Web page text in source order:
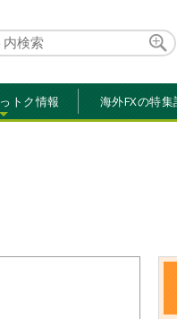
トク情報 海外FXの特集